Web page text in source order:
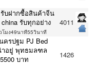
บฝากซื้อสินค้าจีน
china รับทุกอย่าง
โมง49นาที55วินาที
4011
รปฐม PJ Bed
าอยู่ พุทธมลฑล
บาท
1426